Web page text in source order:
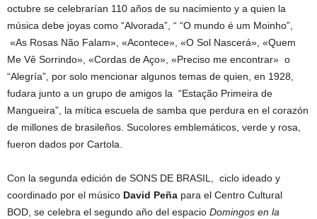
octubre se celebrarían 110 años de su nacimiento y a quien la
música debe joyas como “Alvorada”, “ “O mundo é um Moinho”,
«As Rosas Não Falam», «Acontece», «O Sol Nascerá», «Quem
Me Vê Sorrindo», «Cordas de Aço», «Preciso me encontrar» o
“Alegría”, por solo mencionar algunos temas de quien, en 1928,
fudara junto a un grupo de amigos la “Estação Primeira de
Mangueira”, la mítica escuela de samba que perdura en el corazón
de millones de brasileños. Sucolores emblemáticos, verde y rosa,
fueron dados por Cartola.
Con la segunda edición de SONS DE BRASIL, ciclo ideado y
coordinado por el músico David Peña para el Centro Cultural
BOD, se celebra el segundo año del espacio Domingos en la